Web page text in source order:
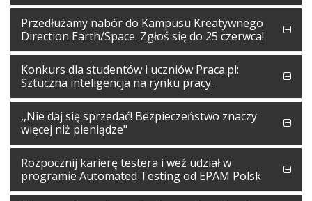
Przedłużamy nabór do Kampusu Kreatywnego
Direction Earth/Space. Zgłoś się do 25 czerwca!
Konkurs dla studentów i uczniów Praca.pl:
Sztuczna inteligencja na rynku pracy.
,,Nie daj się sprzedać! Bezpieczeństwo znaczy
więcej niż pieniądze"
Rozpocznij karierę testera i weź udział w
programie Automated Testing od EPAM Polsk